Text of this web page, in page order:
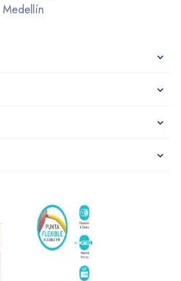
Medellín